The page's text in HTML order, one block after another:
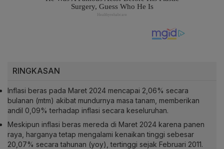
RINGKASAN
Inflasi beras pada Maret 2024 mencapai 2,06% secara
bulanan (mtm) akibat mundurnya masa tanam, memberikan
andil 0,09% terhadap inflasi secara keseluruhan.
Meskipun inflasi beras mereda di Maret 2024 karena panen
raya, harganya tetap mengalami kenaikan tinggi sebesar
20,07% secara tahunan (yoy), tertinggi sejak Februari 2011.